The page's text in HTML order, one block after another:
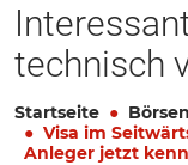
technisch
Startseite
Visa im
Anleger jetzt